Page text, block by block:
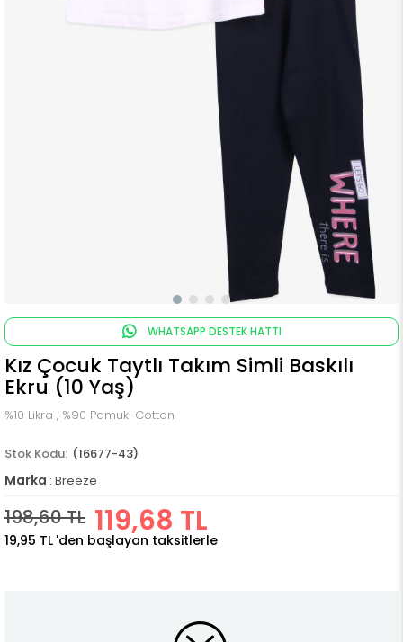
WHATSAPP DESTEK HATTI
Kız Çocuk Taytlı Takım Simli Baskılı
Ekru (10 Yaş)
%10 Likra , %90 Pamuk-Cotton
(16677-43)
Marka : Breeze
198,60 TL 119,68 TL
19,95 TL 'den başlayan taksitlerle